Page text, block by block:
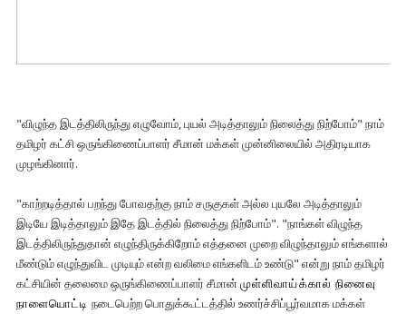
"விழுந்த இடத்திலிருந்து எழுவோம், புயல் அடித்தாலும் நிலைத்து நிற்போம்" நாம்
தமிழர் கட்சி ஒருங்கிணைப்பாளர் சீமான் மக்கள் முன்னிலையில் அதிரடியாக
முழங்கினார்.
"காற்றடித்தால் பறந்து போவதற்கு நாம் சருகுகள் அல்ல புயலே அடித்தாலும்
இடியே இடித்தாலும் இதே இடத்தில் நிலைத்து நிற்போம்". "நாங்கள் விழுந்த
இடத்திலிருந்துதான் எழுந்திருக்கிறோம் எத்தனை முறை விழுந்தாலும் எங்களால்
மீண்டும் எழுந்துவிட முடியும் என்ற வலிமை எங்களிடம் உண்டு" என்று நாம் தமிழர்
கட்சியின் தலைமை ஒருங்கிணைப்பாளர் சீமான் முள்ளிவாய்க்கால் நினைவு
நாளையொட்டி நடைபெற்ற பொதுக்கூட்டத்தில் உணர்ச்சிப்பூர்வமாக மக்கள்